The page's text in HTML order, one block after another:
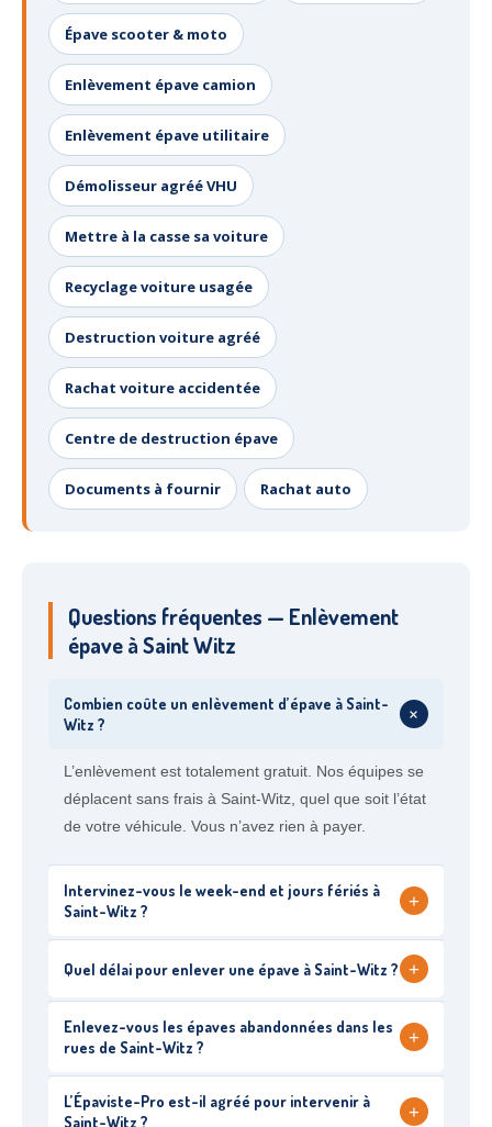
Épave scooter & moto
Enlèvement épave camion
Enlèvement épave utilitaire
Démolisseur agréé VHU
Mettre à la casse sa voiture
Recyclage voiture usagée
Destruction voiture agréé
Rachat voiture accidentée
Centre de destruction épave
Documents à fournir Rachat auto
Questions fréquentes — Enlèvement
épave à Saint Witz
Combien coûte un enlèvement d’épave à Saint-
Witz ?
+
L’enlèvement est totalement gratuit. Nos équipes se
déplacent sans frais à Saint-Witz, quel que soit l’état
de votre véhicule. Vous n’avez rien à payer.
Intervinez-vous le week-end et jours fériés à
Saint-Witz ?
+
Quel délai pour enlever une épave à Saint-Witz ? +
Enlevez-vous les épaves abandonnées dans les
rues de Saint-Witz ?
+
L’Épaviste-Pro est-il agréé pour intervenir à
Saint-Witz ?
+